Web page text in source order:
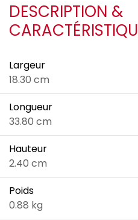
DESCRIPTION &
Largeur
18.30 cm
Longueur
33.80 cm
Hauteur
2.40 cm
Poids
0.88 kg